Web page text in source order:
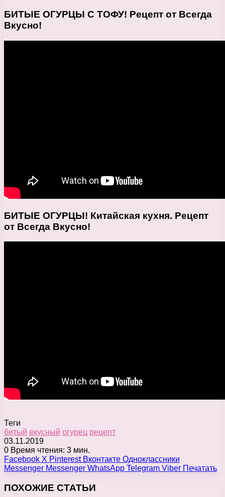
БИТЫЕ ОГУРЦЫ С ТОФУ! Рецепт от Всегда
Вкусно!
БИТЫЕ ОГУРЦЫ! Китайская кухня. Рецепт
от Всегда Вкусно!
Теги
битый вкусный огурец рецепт
03.11.2019
0 Время чтения: 3 мин.
Facebook X Pinterest Вконтакте Одноклассники
Messenger Messenger WhatsApp Telegram Viber Печатать
ПОХОЖИЕ СТАТЬИ